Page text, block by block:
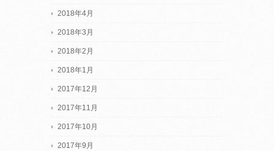
2018年4月
2018年3月
2018年2月
2018年1月
2017年12月
2017年11月
2017年10月
2017年9月